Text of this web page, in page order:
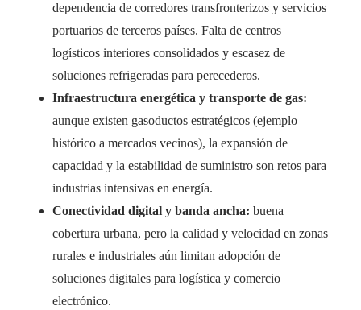
dependencia de corredores transfronterizos y servicios
portuarios de terceros países. Falta de centros
logísticos interiores consolidados y escasez de
soluciones refrigeradas para perecederos.
Infraestructura energética y transporte de gas:
aunque existen gasoductos estratégicos (ejemplo
histórico a mercados vecinos), la expansión de
capacidad y la estabilidad de suministro son retos para
industrias intensivas en energía.
Conectividad digital y banda ancha: buena
cobertura urbana, pero la calidad y velocidad en zonas
rurales e industriales aún limitan adopción de
soluciones digitales para logística y comercio
electrónico.